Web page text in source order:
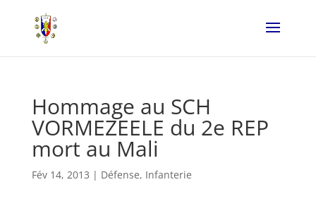
Hommage au SCH
VORMEZEELE du 2e REP
mort au Mali
Fév 14, 2013 | Défense, Infanterie